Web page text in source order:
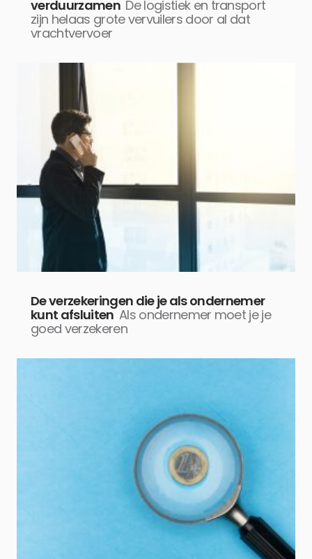
verduurzamen De logistiek en transport
zijn helaas grote vervuilers door al dat
vrachtvervoer
De verzekeringen die je als ondernemer
kunt afsluiten Als ondernemer moet je je
goed verzekeren